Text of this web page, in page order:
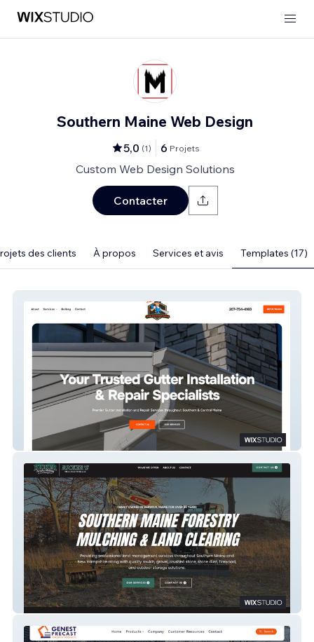
Southern Maine Web Design
5,0 (1) 6 Projets
Custom Web Design Solutions
Contacter
des clients À propos Services et avis Templates (17)
Dan the Gutter Man
Ricker Forestry